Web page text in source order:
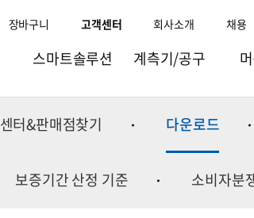
장바구니 고객센터 회사소개 채용
스마트솔루션
스마트팩토리
스마트리테일
계측기/공구
점도/비중/수분계
바이오실험장비
비
센터&판매점찾기 다운로드
보증기간 산정 기준 소비자분